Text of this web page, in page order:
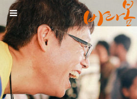
메뉴 건너뛰기